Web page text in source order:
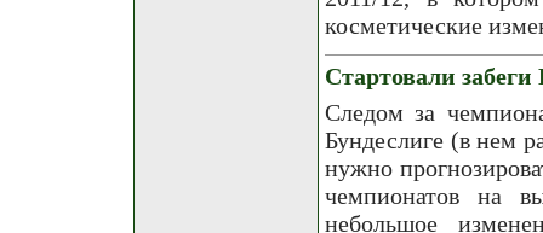
косметические
Стартовали
Следом за
Бундеслиге (в нем
нужно
чемпионатов на
небольшое